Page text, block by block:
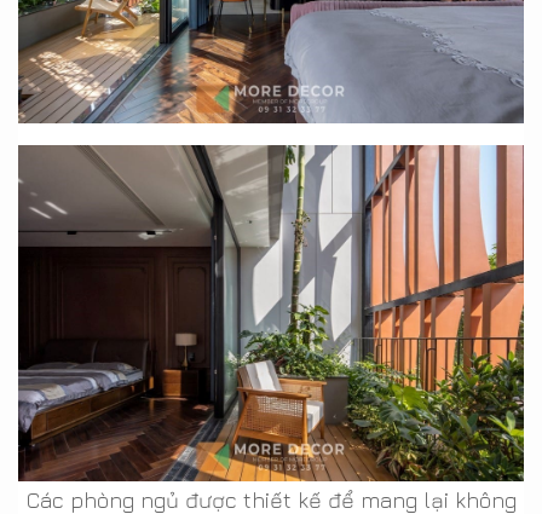
Các phòng ngủ được thiết kế để mang lại không